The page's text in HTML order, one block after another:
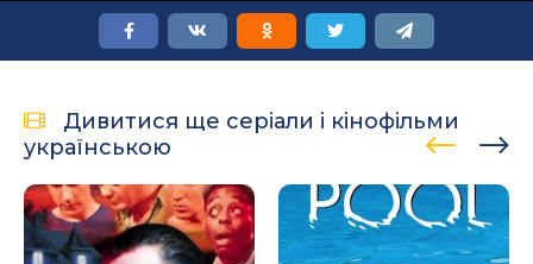
Дивитися ще серіали і кінофільми
українською